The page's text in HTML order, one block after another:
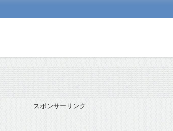
スポンサーリンク